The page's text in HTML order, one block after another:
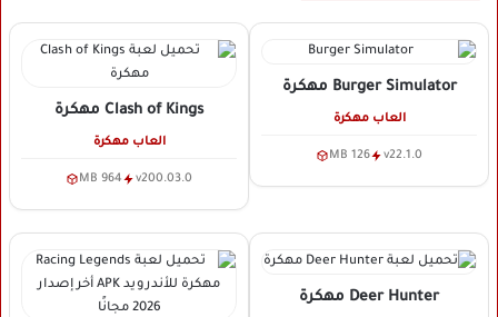
Burger Simulator مهكرة
العاب مهكرة
v22.1.0
126 MB
Clash of Kings مهكرة
العاب مهكرة
v200.03.0
964 MB
Deer Hunter مهكرة